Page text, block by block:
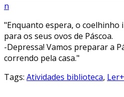
"Enquanto espera, o coelhinho
para os seus ovos de Páscoa.
-Depressa! Vamos preparar a
correndo pela casa."
Tags: Atividades biblioteca,